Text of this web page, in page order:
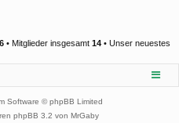
6 • Mitglieder insgesamt 14 • Unser neuestes
Software © phpBB Limited
phpBB 3.2 von MrGaby